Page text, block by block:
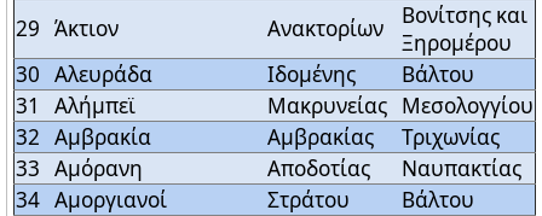
29 Άκτιον Ανακτορίων
Βονίτσης και
Ξηρομέρου
30 Αλευράδα Ιδομένης
Βάλτου
31
Αλήμπεϊ Μακρυνείας Μεσολογγίου
32 Αμβρακία Αμβρακίας
Τριχωνίας
33 Αμόρανη Αποδοτίας
Ναυπακτίας
34 Αμοργιανοί Στράτου
Βάλτου